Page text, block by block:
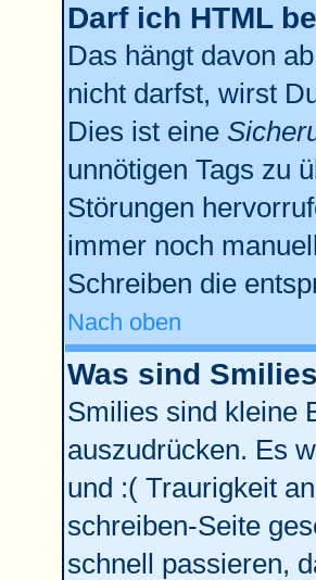
Darf ich HTML
Das hängt davon
nicht darfst, wirst
Dies ist eine
unnötigen Tags zu
Störungen
immer noch
Schreiben die
Nach oben
Was sind
Smilies sind kleine
auszudrücken. Es
und :( Traurigkeit
schreiben-Seite
schnell passieren,